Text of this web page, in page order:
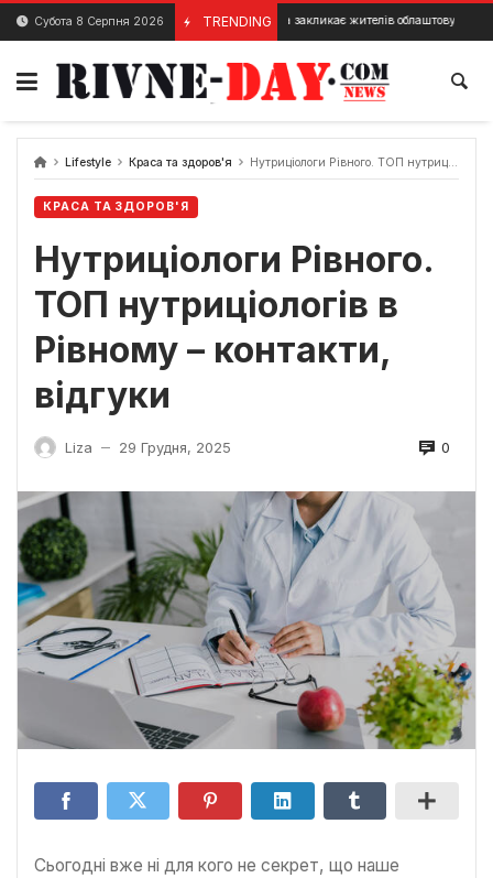
Skip
content
Субота 8 Серпня 2026 TRENDING
25 Квітня, 2024 У Ризі влада закликає жителів облаштовувати підвали
Lifestyle Краса та здоров'я Нутриціологи Рівного. ТОП нутриціологів в Рівному – контакти, відгуки
КРАСА ТА ЗДОРОВ'Я
Нутриціологи Рівного.
ТОП нутриціологів в
Рівному – контакти,
відгуки
Liza — 29 Грудня, 2025 0
Сьогодні вже ні для кого не секрет, що наше